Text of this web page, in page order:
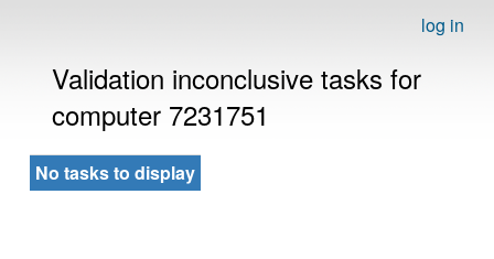
log in
Validation inconclusive tasks for
computer 7231751
No tasks to display